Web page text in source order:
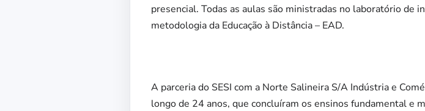
presencial. Todas as aulas são ministradas no laboratório de
metodologia da Educação à Distância – EAD.
A parceria do SESI com a Norte Salineira S/A Indústria e
longo de 24 anos, que concluíram os ensinos fundamental e